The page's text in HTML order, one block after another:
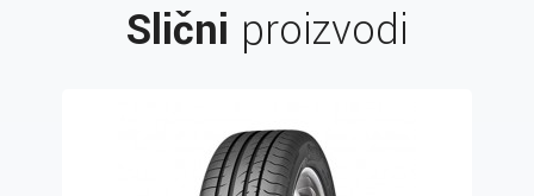
Slični proizvodi